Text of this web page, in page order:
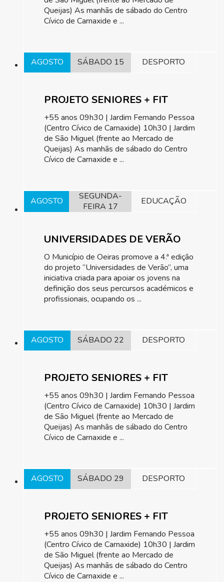
Queijas) As manhãs de sábado do Centro
Cívico de Carnaxide e ...
AGOSTO SÁBADO 15 DESPORTO
PROJETO SENIORES + FIT
+55 anos 09h30 | Jardim Fernando Pessoa
(Centro Cívico de Carnaxide) 10h30 | Jardim
de São Miguel (frente ao Mercado de
Queijas) As manhãs de sábado do Centro
Cívico de Carnaxide e ...
AGOSTO
SEGUNDA-
FEIRA 17
EDUCAÇÃO
UNIVERSIDADES DE VERÃO
O Município de Oeiras promove a 4.ª edição
do projeto “Universidades de Verão”, uma
iniciativa criada para apoiar os jovens na
definição dos seus percursos académicos e
profissionais, ocupando os ...
AGOSTO SÁBADO 22 DESPORTO
PROJETO SENIORES + FIT
+55 anos 09h30 | Jardim Fernando Pessoa
(Centro Cívico de Carnaxide) 10h30 | Jardim
de São Miguel (frente ao Mercado de
Queijas) As manhãs de sábado do Centro
Cívico de Carnaxide e ...
AGOSTO SÁBADO 29 DESPORTO
PROJETO SENIORES + FIT
+55 anos 09h30 | Jardim Fernando Pessoa
(Centro Cívico de Carnaxide) 10h30 | Jardim
de São Miguel (frente ao Mercado de
Queijas) As manhãs de sábado do Centro
Cívico de Carnaxide e ...